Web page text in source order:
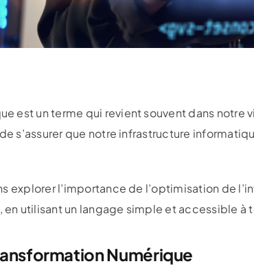
est un terme qui revient souvent dans
s’assurer que notre infrastructure
explorer l’importance de l’optimisation de
utilisant un langage simple et accessible à
Numérique